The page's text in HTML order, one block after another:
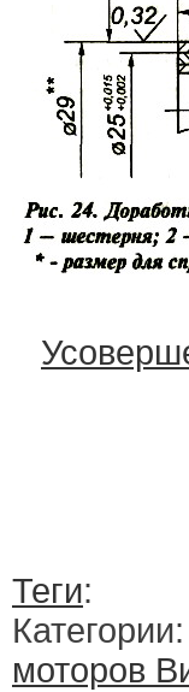
Теги:
Категории:
моторов